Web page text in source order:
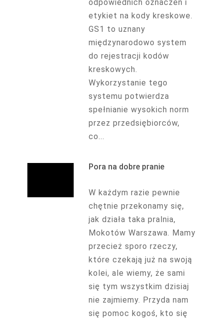
odpowiednich oznaczeń i
etykiet na kody kreskowe.
GS1 to uznany
międzynarodowo system
do rejestracji kodów
kreskowych.
Wykorzystanie tego
systemu potwierdza
spełnianie wysokich norm
przez przedsiębiorców,
co...
Pora na dobre pranie
W każdym razie pewnie
chętnie przekonamy się,
jak działa taka pralnia,
Mokotów Warszawa. Mamy
przecież sporo rzeczy,
które czekają już na swoją
kolei, ale wiemy, że sami
się tym wszystkim dzisiaj
nie zajmiemy. Przyda nam
się pomoc kogoś, kto się